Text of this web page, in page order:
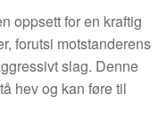
oppsett for en kraftig
forutsi motstanderens
slag. Denne
hev og kan føre til